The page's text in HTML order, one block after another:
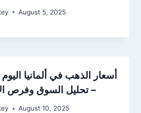
August 5, 2025
– تحليل السوق وفرص
August 10, 2025